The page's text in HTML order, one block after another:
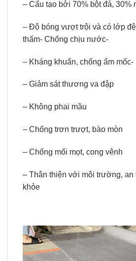
– Cấu tạo bởi 70% bột đá, 30%
– Độ bóng vượt trội và có lớp
thấm- Chống chịu nước-
– Kháng khuẩn, chống ẩm mốc-
– Giảm sát thương va đập
– Không phai mầu
– Chống trơn trượt, bào mòn
– Chống mối mọt, cong vênh
– Thân thiện với môi trường, an
khỏe